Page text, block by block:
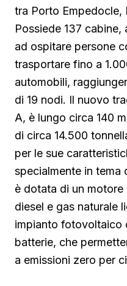
tra Porto Empedocle,
Possiede 137
ad ospitare persone
trasportare fino a
automobili,
di 19 nodi. Il nuovo
A, è lungo circa 140
di circa 14.500
per le sue
specialmente in tema
è dotata di un
diesel e gas naturale
impianto fotovoltaico
batterie, che
a emissioni zero per